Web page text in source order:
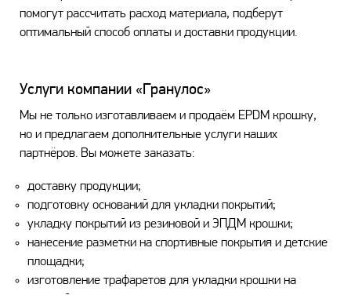
помогут рассчитать расход материала, подберут
оптимальный способ оплаты и доставки продукции.
Услуги компании «Гранулос»
Мы не только изготавливаем и продаём EPDM крошку,
но и предлагаем дополнительные услуги наших
партнёров. Вы можете заказать:
доставку продукции;
подготовку оснований для укладки покрытий;
укладку покрытий из резиновой и ЭПДМ крошки;
нанесение разметки на спортивные покрытия и детские
площадки;
изготовление трафаретов для укладки крошки на